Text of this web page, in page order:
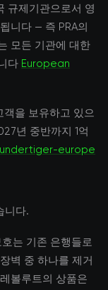
규제기관으로서 영
니다 — 즉 PRA의
모든 기관에 대한
다 European
을 보유하고 있으
년 중반까지 1억
europe
니다.
는 기존 은행들로
벽 중 하나를 제거
레볼루트의 상품은